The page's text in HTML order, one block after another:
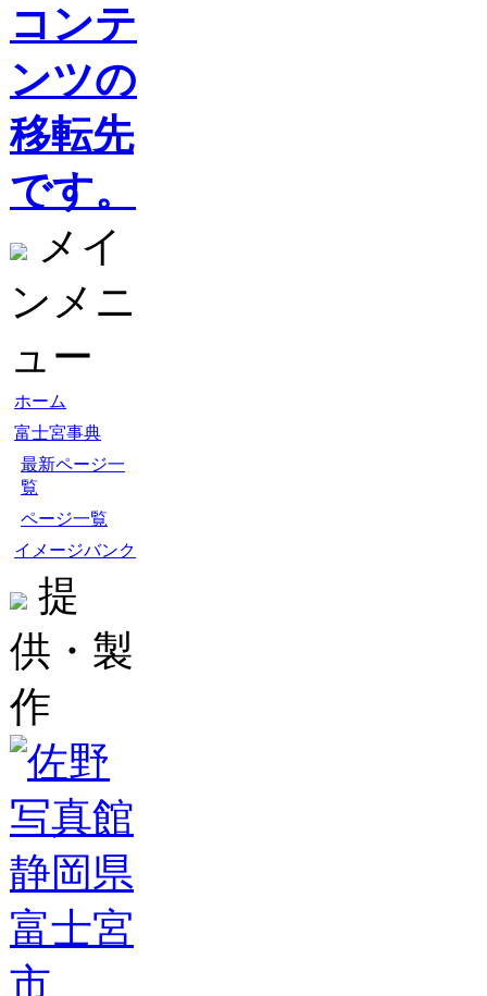
コンテ
ンツの
移転先
です。
メイ
ンメニ
ュー
ホーム
富士宮事典
最新ページ一
覧
ページ一覧
イメージバンク
提
供・製
作